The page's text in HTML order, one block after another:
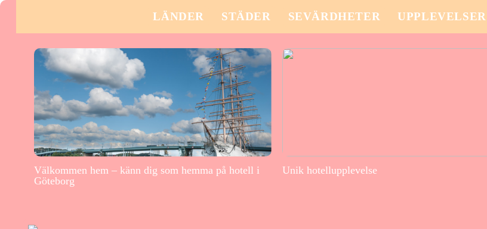
LÄNDER STÄDER SEVÄRDHETER UPPLEVELSER
Välkommen hem – känn dig som hemma på hotell i
Göteborg
Unik hotellupplevelse